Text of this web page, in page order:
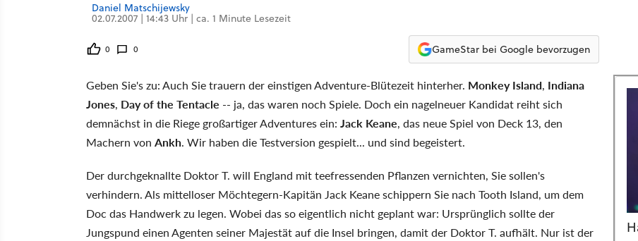
Daniel Matschijewsky
02.07.2007 | 14:43 Uhr | ca. 1 Minute Lesezeit
0 0 GameStar bei Google bevorzugen
Geben Sie's zu: Auch Sie trauern der einstigen Adventure-Blütezeit hinterher. Monkey Island, Indiana
Jones, Day of the Tentacle -- ja, das waren noch Spiele. Doch ein nagelneuer Kandidat reiht sich
demnächst in die Riege großartiger Adventures ein: Jack Keane, das neue Spiel von Deck 13, den
Machern von Ankh. Wir haben die Testversion gespielt... und sind begeistert.
Der durchgeknallte Doktor T. will England mit teefressenden Pflanzen vernichten, Sie sollen's
verhindern. Als mittelloser Möchtegern-Kapitän Jack Keane schippern Sie nach Tooth Island, um dem
Doc das Handwerk zu legen. Wobei das so eigentlich nicht geplant war: Ursprünglich sollte der
Jungspund einen Agenten seiner Majestät auf die Insel bringen, damit der Doktor T. aufhält. Nur ist der